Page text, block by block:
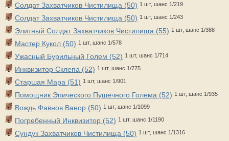
Солдат Захватчиков Чистилища (50) 1 шт, шанс 1/219
Солдат Захватчиков Чистилища (50) 1 шт, шанс 1/243
Элитный Солдат Захватчиков Чистилища (55) 1 шт, шанс 1/388
Мастер Кукол (50) 1 шт, шанс 1/578
Ужасный Бурильный Голем (52) 1 шт, шанс 1/714
Инквизитор Склепа (52) 1 шт, шанс 1/775
Старшая Мара (51) 1 шт, шанс 1/901
Помощник Эпического Пушечного Голема (52) 1 шт, шанс 1/935
Вождь Фавнов Ванор (50) 1 шт, шанс 1/1099
Погребенный Инквизитор (52) 1 шт, шанс 1/1190
Сундук Захватчиков Чистилища (50) 1 шт, шанс 1/1316